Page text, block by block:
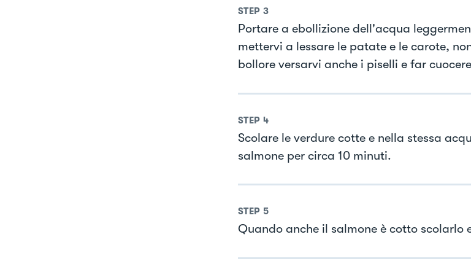
STEP 3
Portare a ebollizione dell'acqua
mettervi a lessare le patate e le carote,
bollore versarvi anche i piselli e far
STEP 4
Scolare le verdure cotte e nella stessa
salmone per circa 10 minuti.
STEP 5
Quando anche il salmone è cotto scolarlo